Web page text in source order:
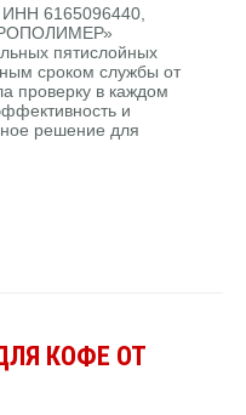
6165096440,
пятислойных
сроком службы от
проверку в каждом
и
решение для
КОФЕ ОТ